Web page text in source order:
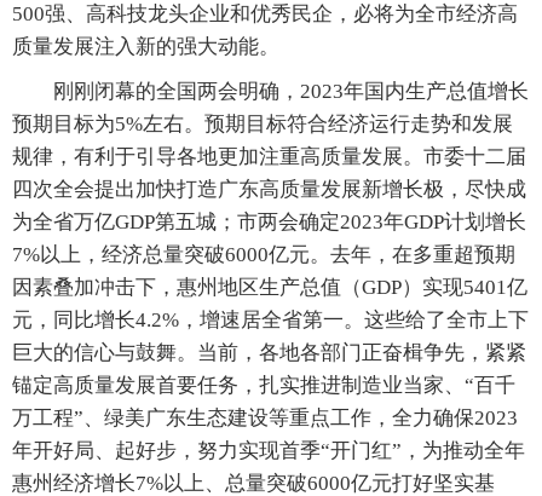
500强、高科技龙头企业和优秀民企，必将为全市经济高
质量发展注入新的强大动能。
刚刚闭幕的全国两会明确，2023年国内生产总值增长
预期目标为5%左右。预期目标符合经济运行走势和发展
规律，有利于引导各地更加注重高质量发展。市委十二届
四次全会提出加快打造广东高质量发展新增长极，尽快成
为全省万亿GDP第五城；市两会确定2023年GDP计划增长
7%以上，经济总量突破6000亿元。去年，在多重超预期
因素叠加冲击下，惠州地区生产总值（GDP）实现5401亿
元，同比增长4.2%，增速居全省第一。这些给了全市上下
巨大的信心与鼓舞。当前，各地各部门正奋楫争先，紧紧
锚定高质量发展首要任务，扎实推进制造业当家、“百千
万工程”、绿美广东生态建设等重点工作，全力确保2023
年开好局、起好步，努力实现首季“开门红”，为推动全年
惠州经济增长7%以上、总量突破6000亿元打好坚实基